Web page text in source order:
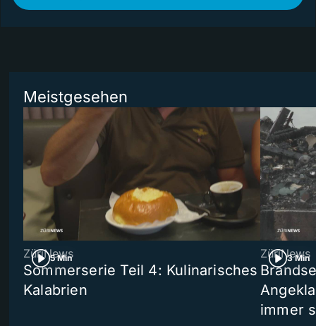
Meistgesehen
5 Min
ZüriNews
Sommerserie Teil 4: Kulinarisches
Kalabrien
3 Min
ZüriNews
immer